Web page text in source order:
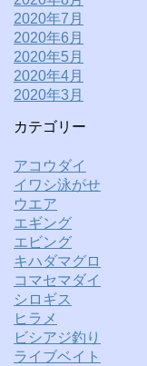
2020年7月
2020年6月
2020年5月
2020年4月
2020年3月
カテゴリー
アコウダイ
イワシ泳がせ
ウエア
エギング
エビング
キハダマグロ
コマセマダイ
シロギス
ヒラメ
ビシアジ釣り
ライブベイト